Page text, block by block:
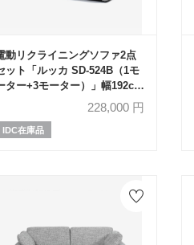
動リクライニングソファ2点
ット「ルッカ SD-524B（1モ
ター+3モーター）」幅192cm
布#CP430-3 グレー色228,000 円
IDC在庫品